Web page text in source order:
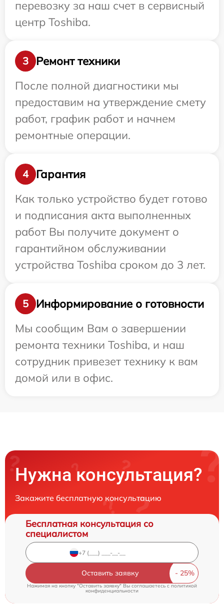
перевозку за наш счет в сервисный
центр Toshiba.
3
Ремонт техники
После полной диагностики мы
предоставим на утверждение смету
работ, график работ и начнем
ремонтные операции.
4
Гарантия
Как только устройство будет готово
и подписания акта выполненных
работ Вы получите документ о
гарантийном обслуживании
устройства Toshiba сроком до 3 лет.
5
Информирование о готовности
Мы сообщим Вам о завершении
ремонта техники Toshiba, и наш
сотрудник привезет технику к вам
домой или в офис.
Нужна консультация?
Закажите бесплатную консультацию
Бесплатная консультация со
специалистом
Оставить заявку
Нажимая на кнопку "Оставить заявку" Вы соглашаетесь c политикой
конфиденциальности